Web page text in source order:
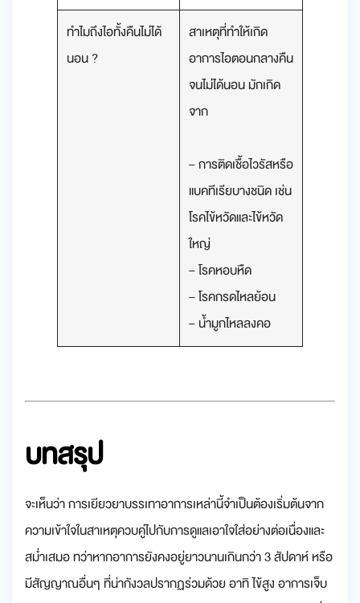
ทําไมถึงไอทั้งคืนไม่ได้
นอน ?
สาเหตุที่ทำให้เกิด
อาการไอตอนกลางคืน
จนไม่ได้นอน มักเกิด
จาก
– การติดเชื้อไวรัสหรือ
แบคทีเรียบางชนิด เช่น
โรคไข้หวัดและไข้หวัด
ใหญ่
– โรคหอบหืด
– โรคกรดไหลย้อน
– น้ำมูกไหลลงคอ
บทสรุป
จะเห็นว่า การเยียวยาบรรเทาอาการเหล่านี้จำเป็นต้องเริ่มต้นจาก
ความเข้าใจในสาเหตุควบคู่ไปกับการดูแลเอาใจใส่อย่างต่อเนื่องและ
สม่ำเสมอ ทว่าหากอาการยังคงอยู่ยาวนานเกินกว่า 3 สัปดาห์ หรือ
มีสัญญาณอื่นๆ ที่น่ากังวลปรากฏร่วมด้วย อาทิ ไข้สูง อาการเจ็บ